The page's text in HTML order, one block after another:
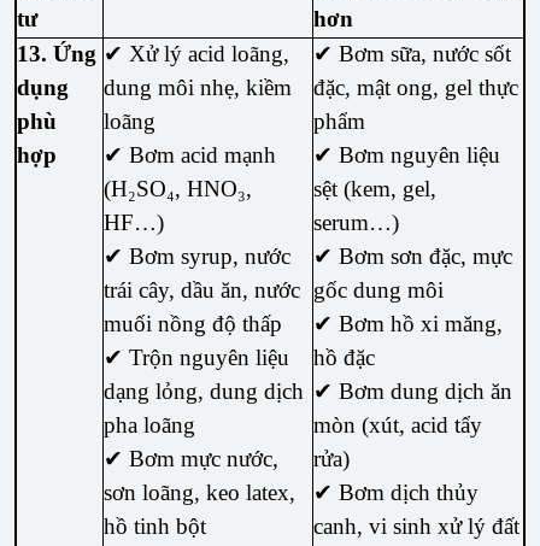
tư
hơn
13. Ứng
dụng
phù
hợp
✔ Xử lý acid loãng,
dung môi nhẹ, kiềm
loãng
✔ Bơm acid mạnh
(H₂SO₄, HNO₃,
HF…)
✔ Bơm syrup, nước
trái cây, dầu ăn, nước
muối nồng độ thấp
✔ Trộn nguyên liệu
dạng lỏng, dung dịch
pha loãng
✔ Bơm mực nước,
sơn loãng, keo latex,
hồ tinh bột
✔ Bơm sữa, nước sốt
đặc, mật ong, gel thực
phẩm
✔ Bơm nguyên liệu
sệt (kem, gel,
serum…)
✔ Bơm sơn đặc, mực
gốc dung môi
✔ Bơm hồ xi măng,
hồ đặc
✔ Bơm dung dịch ăn
mòn (xút, acid tẩy
rửa)
✔ Bơm dịch thủy
canh, vi sinh xử lý đất